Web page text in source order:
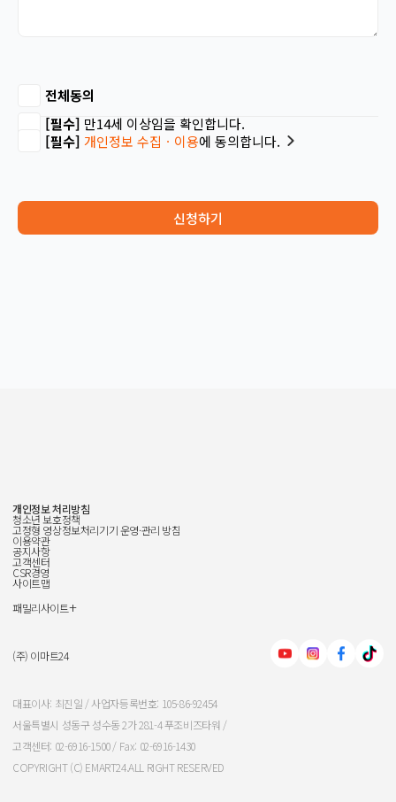
전체동의
[필수] 만14세 이상임을 확인합니다.
[필수] 개인정보 수집ㆍ이용에 동의합니다.
신청하기
개인정보 처리방침
청소년 보호정책
고정형 영상정보처리기기 운영·관리 방침
이용약관
공지사항
고객센터
CSR경영
사이트맵
패밀리사이트+
신세계그룹
신세계백화점
이마트
신세계인터내셔날
신세계푸드
(주) 이마트24
대표이사: 최진일 / 사업자등록번호: 105-86-92454
서울특별시 성동구 성수동 2가 281-4 푸조비즈타워 /
고객센터: 02-6916-1500 / Fax: 02-6916-1430
COPYRIGHT (C) EMART24.ALL RIGHT RESERVED